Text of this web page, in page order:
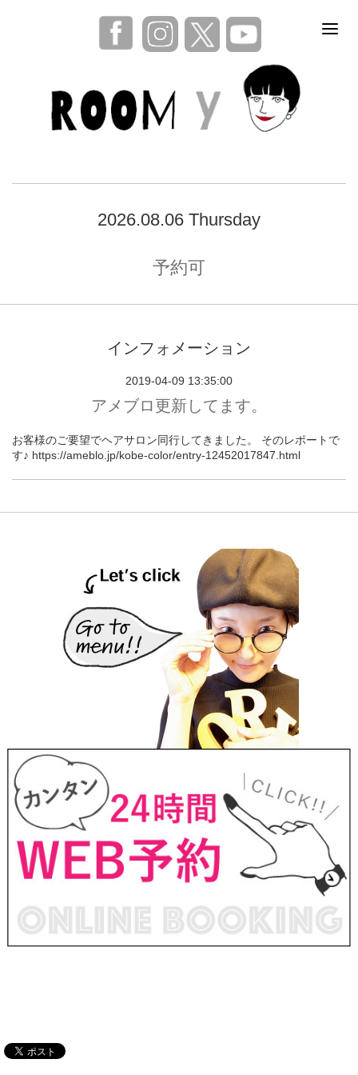
2026.08.06 Thursday
予約可
インフォメーション
2019-04-09 13:35:00
アメブロ更新してます。
お客様のご要望でヘアサロン同行してきました。 そのレポートで
す♪ https://ameblo.jp/kobe-color/entry-12452017847.html